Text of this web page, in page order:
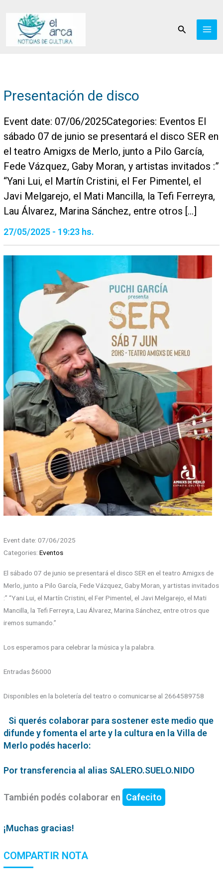
contenido
Buscar
Presentación de disco
Event date: 07/06/2025Categories: Eventos El
sábado 07 de junio se presentará el disco SER en
el teatro Amigxs de Merlo, junto a Pilo García,
Fede Vázquez, Gaby Moran, y artistas invitados :”
“Yani Lui, el Martín Cristini, el Fer Pimentel, el
Javi Melgarejo, el Mati Mancilla, la Tefi Ferreyra,
Lau Álvarez, Marina Sánchez, entre otros […]
27/05/2025 - 19:23 hs.
Event date: 07/06/2025
Categories:Eventos
El sábado 07 de junio se presentará el disco SER en el teatro Amigxs de
Merlo, junto a Pilo García, Fede Vázquez, Gaby Moran, y artistas invitados
:” “Yani Lui, el Martín Cristini, el Fer Pimentel, el Javi Melgarejo, el Mati
Mancilla, la Tefi Ferreyra, Lau Álvarez, Marina Sánchez, entre otros que
iremos sumando.”
Los esperamos para celebrar la música y la palabra.
Entradas $6000
Disponibles en la boletería del teatro o comunicarse al 2664589758
Si querés colaborar para sostener este medio que
difunde y fomenta el arte y la cultura en la Villa de
Merlo podés hacerlo:
Por transferencia al alias SALERO.SUELO.NIDO
También podés colaborar en Cafecito
¡Muchas gracias!
COMPARTIR NOTA